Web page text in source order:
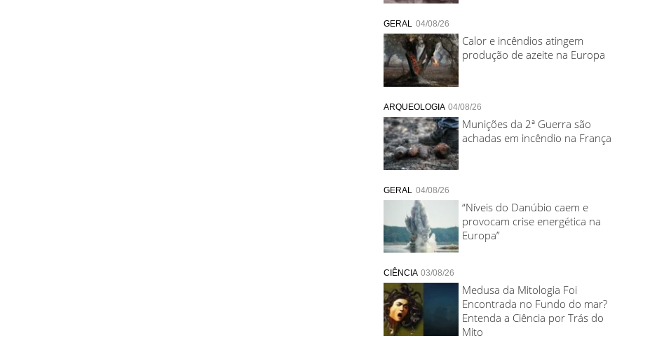
GERAL 04/08/26
Calor e incêndios atingem
produção de azeite na Europa
ARQUEOLOGIA 04/08/26
Munições da 2ª Guerra são
achadas em incêndio na França
GERAL 04/08/26
“Níveis do Danúbio caem e
provocam crise energética na
Europa”
CIÊNCIA 03/08/26
Medusa da Mitologia Foi
Encontrada no Fundo do mar?
Entenda a Ciência por Trás do
Mito